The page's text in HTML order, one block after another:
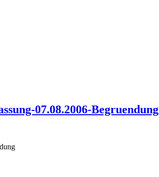
07.08.2006-Begruendung